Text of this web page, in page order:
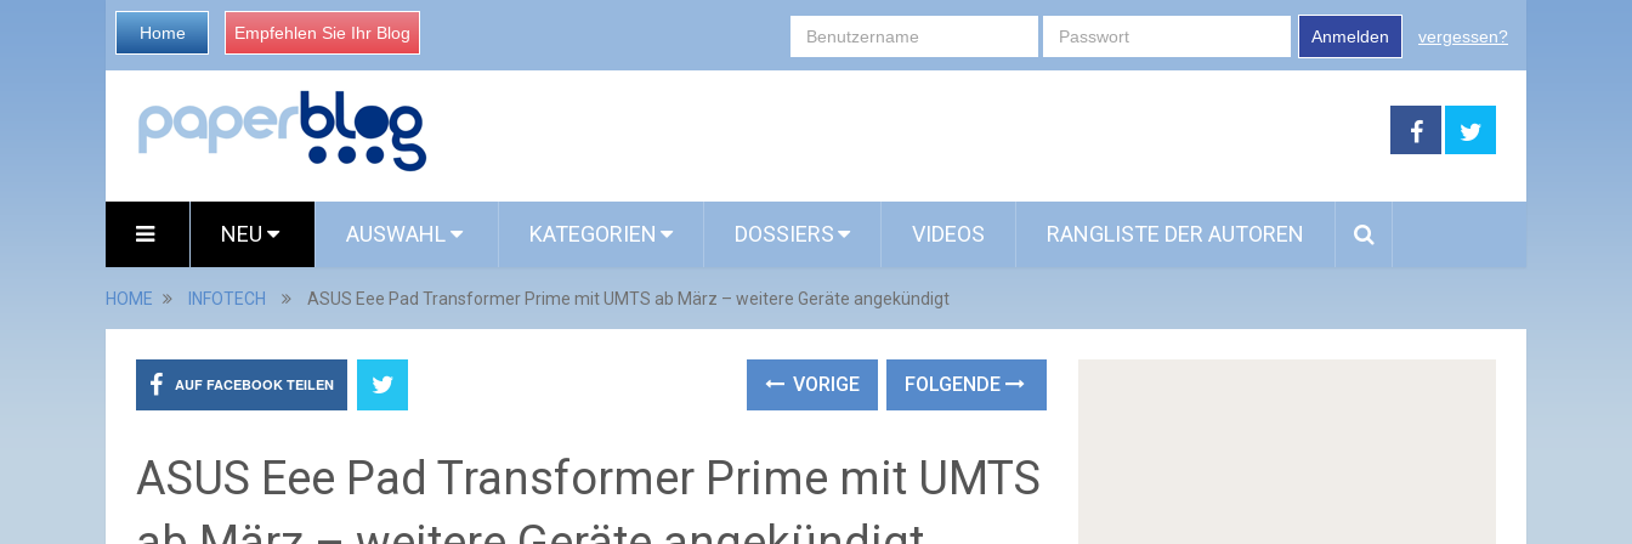
Home Empfehlen Sie Ihr Blog Anmelden vergessen?
NEU AUSWAHL KATEGORIEN DOSSIERS VIDEOS RANGLISTE DER AUTOREN
HOME INFOTECH ASUS Eee Pad Transformer Prime mit UMTS ab März – weitere Geräte angekündigt
AUF FACEBOOK TEILEN VORIGE FOLGENDE
ASUS Eee Pad Transformer Prime mit UMTS